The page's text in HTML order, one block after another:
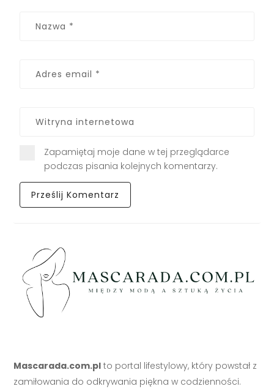
Zapamiętaj moje dane w tej przeglądarce
podczas pisania kolejnych komentarzy.
Mascarada.com.pl to portal lifestylowy, który powstał z
zamiłowania do odkrywania piękna w codzienności.